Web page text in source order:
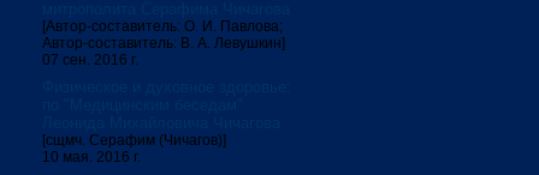
[Автор-составитель: О. И. Павлова;
Автор-составитель: В. А. Левушкин]
07 сен. 2016 г.
[сщмч. Серафим (Чичагов)]
10 мая. 2016 г.